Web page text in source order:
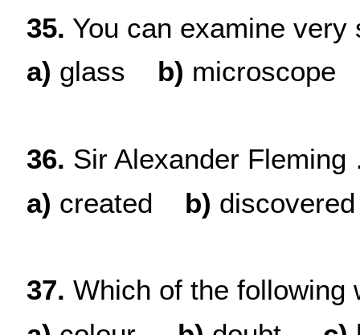
35. You can examine
a) glass b) microscope
36. Sir Alexander
a) created b) discovered
37. Which of the